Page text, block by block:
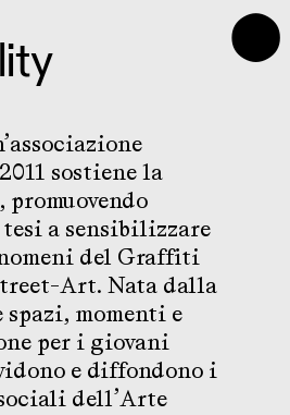
⬤
sostiene la
a sensibilizzare
del Graffiti
Art. Nata dalla
momenti e
per i giovani
e diffondono i
dell’Arte